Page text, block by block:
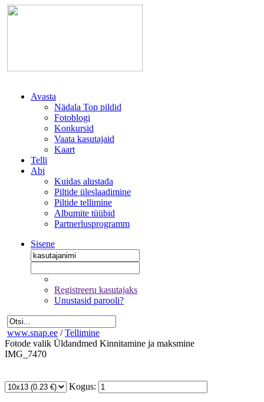
Avasta
Nädala Top pildid
Fotoblogi
Konkursid
Vaata kasutajaid
Kaart
Telli
Abi
Kuidas alustada
Piltide üleslaadimine
Piltide tellimine
Albumite tüübid
Partnerlusprogramm
Sisene
Registreeru kasutajaks
Unustasid parooli?
www.snap.ee / Tellimine
Fotode valik Üldandmed Kinnitamine ja maksmine
IMG_7470
Kogus: